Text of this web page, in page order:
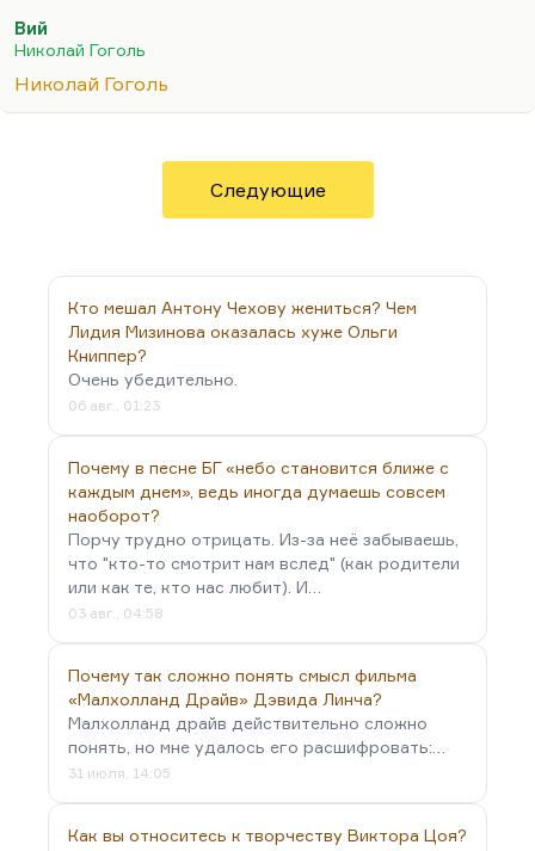
условно говоря, такая вещь, как война. Потому
традиционного реализма терпят такой
по-настоящему великой прозы о Великой
Отечественной. Есть подходы к этому: есть
гениальная проза Василя Быкова, есть тексты
много. Но все они не отвечают на вопросы,
откуда это взялось и…
Вий
Николай Гоголь
Николай Гоголь
Следующие
Кто мешал Антону Чехову жениться? Чем
Лидия Мизинова оказалась хуже Ольги
Книппер?
Очень убедительно.
06 авг., 01:23
Почему в песне БГ «небо становится ближе с
каждым днем», ведь иногда думаешь совсем
наоборот?
Порчу трудно отрицать. Из-за неё забываешь,
что "кто-то смотрит нам вслед" (как родители
или как те, кто нас любит). И…
03 авг., 04:58
Почему так сложно понять смысл фильма
«Малхолланд Драйв» Дэвида Линча?
Малхолланд драйв действительно сложно
понять, но мне удалось его расшифровать:…
31 июля, 14:05
Как вы относитесь к творчеству Виктора Цоя?